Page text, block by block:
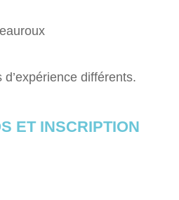
différents.
ET INSCRIPTION